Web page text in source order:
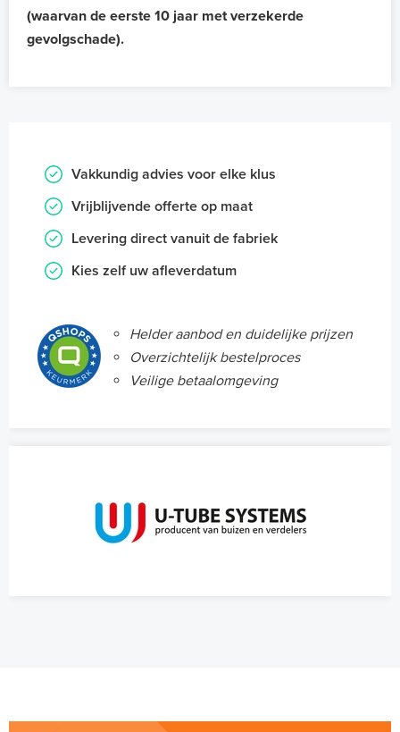
(waarvan de eerste 10 jaar met verzekerde
gevolgschade).
Vakkundig advies voor elke klus
Vrijblijvende offerte op maat
Levering direct vanuit de fabriek
Kies zelf uw afleverdatum
Helder aanbod en duidelijke prijzen
Overzichtelijk bestelproces
Veilige betaalomgeving